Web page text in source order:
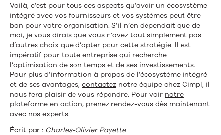
Voilà, c’est pour tous ces aspects qu’avoir un écosystème
intégré avec vos fournisseurs et vos systèmes peut être
bon pour votre organisation. S’il n’en dépendait que de
moi, je vous dirais que vous n’avez tout simplement pas
d’autres choix que d’opter pour cette stratégie. Il est
impératif pour toute entreprise qui recherche
l’optimisation de son temps et de ses investissements.
Pour plus d’information à propos de l’écosystème intégré
et de ses avantages, contactez notre équipe chez Cimpl, il
nous fera plaisir de vous répondre. Pour voir notre
plateforme en action, prenez rendez-vous dès maintenant
avec nos experts.
Écrit par : Charles-Olivier Payette